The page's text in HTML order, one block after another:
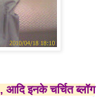
, आदि इनके चर्चित ब्लॉग